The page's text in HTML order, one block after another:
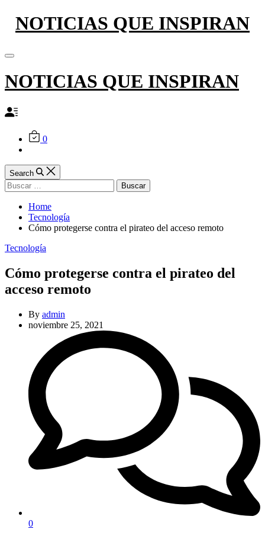
SkipNOTICIAS QUE INSPIRAN
Off
NOTICIAS QUE INSPIRAN
0
Search
Buscar:
Home
Tecnología
Cómo protegerse contra el pirateo del acceso remoto
Categories
Tecnología
Cómo protegerse contra el pirateo del
acceso remoto
By admin
noviembre 25, 2021
0